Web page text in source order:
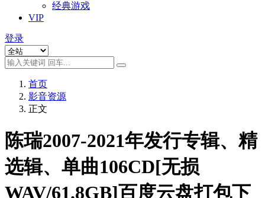
经典游戏
VIP
登录
首页
影音资源
正文
陈瑞2007-2021年发行专辑、精
选辑、单曲106CD[无损
WAV/61.8GB]百度云盘打包下